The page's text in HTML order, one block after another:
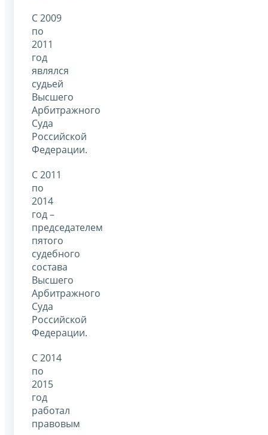
С 2009
по
2011
год
являлся
судьей
Высшего
Арбитражного
Суда
Российской
Федерации.
С 2011
по
2014
год –
председателем
пятого
судебного
состава
Высшего
Арбитражного
Суда
Российской
Федерации.
С 2014
по
2015
год
работал
правовым